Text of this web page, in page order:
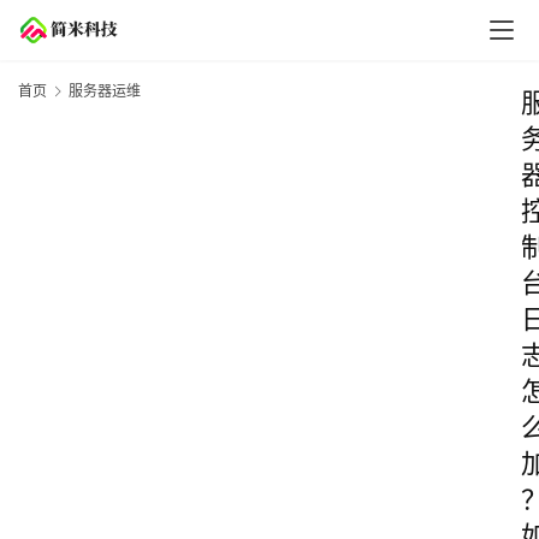
首页 服务器运维